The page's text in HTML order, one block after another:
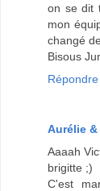
on se dit
mon
changé
Bisous
Répondre
Aurélie &
Aaaah
brigitte ;)
C'est